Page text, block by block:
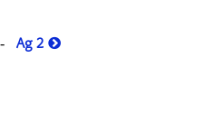
- Ag 2